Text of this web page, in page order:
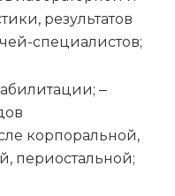
результатов
специалистов;
‒
корпоральной,
периостальной;